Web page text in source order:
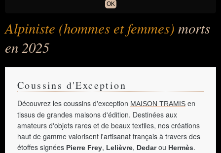
OK
Alpiniste (hommes et femmes) morts
en 2025
Coussins d'Exception
Découvrez les coussins d'exception MAISON TRAMIS en
tissus de grandes maisons d'édition. Destinées aux
amateurs d'objets rares et de beaux textiles, nos créations
haut de gamme valorisent l'artisanat français à travers des
étoffes signées Pierre Frey, Lelièvre, Dedarou Hermès.